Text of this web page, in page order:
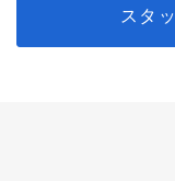
スタ